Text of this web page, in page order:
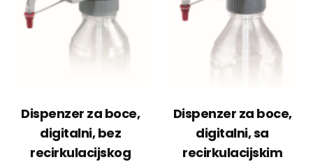
Dispenzer za boce,
digitalni, bez
recirkulacijskog
Dispenzer za boce,
digitalni, sa
recirkulacijskim